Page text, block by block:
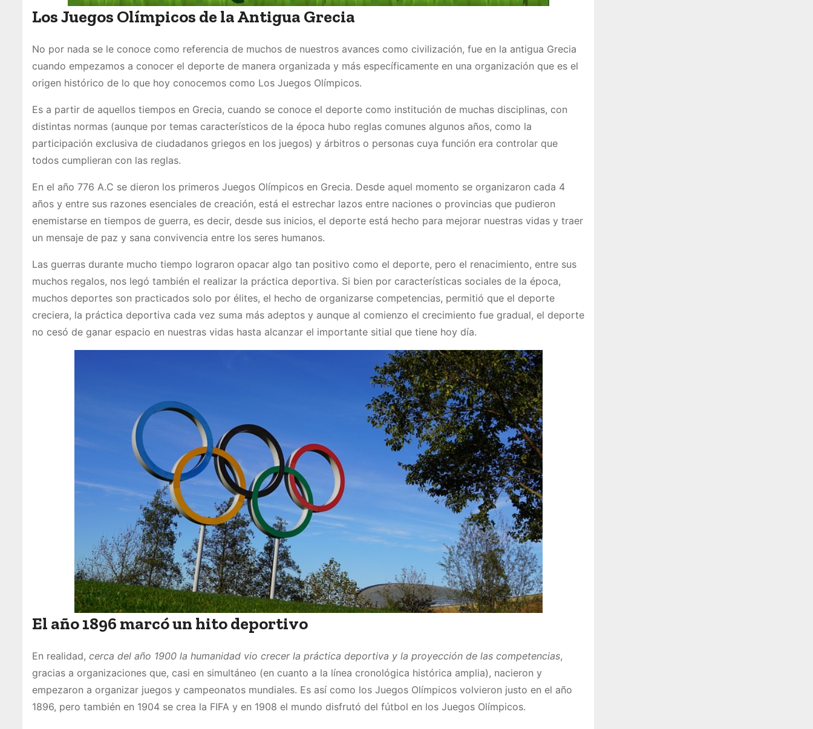
Los Juegos Olímpicos de la Antigua Grecia
No por nada se le conoce como referencia de muchos de nuestros avances como civilización, fue en la antigua Grecia
cuando empezamos a conocer el deporte de manera organizada y más específicamente en una organización que es el
origen histórico de lo que hoy conocemos como Los Juegos Olímpicos.
Es a partir de aquellos tiempos en Grecia, cuando se conoce el deporte como institución de muchas disciplinas, con
distintas normas (aunque por temas característicos de la época hubo reglas comunes algunos años, como la
participación exclusiva de ciudadanos griegos en los juegos) y árbitros o personas cuya función era controlar que
todos cumplieran con las reglas.
En el año 776 A.C se dieron los primeros Juegos Olímpicos en Grecia. Desde aquel momento se organizaron cada 4
años y entre sus razones esenciales de creación, está el estrechar lazos entre naciones o provincias que pudieron
enemistarse en tiempos de guerra, es decir, desde sus inicios, el deporte está hecho para mejorar nuestras vidas y traer
un mensaje de paz y sana convivencia entre los seres humanos.
Las guerras durante mucho tiempo lograron opacar algo tan positivo como el deporte, pero el renacimiento, entre sus
muchos regalos, nos legó también el realizar la práctica deportiva. Si bien por características sociales de la época,
muchos deportes son practicados solo por élites, el hecho de organizarse competencias, permitió que el deporte
creciera, la práctica deportiva cada vez suma más adeptos y aunque al comienzo el crecimiento fue gradual, el deporte
no cesó de ganar espacio en nuestras vidas hasta alcanzar el importante sitial que tiene hoy día.
El año 1896 marcó un hito deportivo
En realidad, cerca del año 1900 la humanidad vio crecer la práctica deportiva y la proyección de las competencias,
gracias a organizaciones que, casi en simultáneo (en cuanto a la línea cronológica histórica amplia), nacieron y
empezaron a organizar juegos y campeonatos mundiales. Es así como los Juegos Olímpicos volvieron justo en el año
1896, pero también en 1904 se crea la FIFA y en 1908 el mundo disfrutó del fútbol en los Juegos Olímpicos.